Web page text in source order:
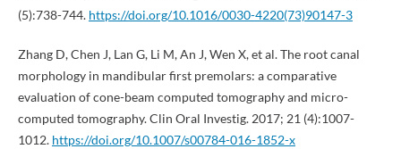
(5):738-744. https://doi.org/10.1016/0030-4220(73)90147-3
Zhang D, Chen J, Lan G, Li M, An J, Wen X, et al. The root canal
morphology in mandibular first premolars: a comparative
evaluation of cone-beam computed tomography and micro-
computed tomography. Clin Oral Investig. 2017; 21 (4):1007-
1012. https://doi.org/10.1007/s00784-016-1852-x